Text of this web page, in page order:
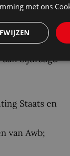
je mee aan
en privacy. De
steeds
bijdraagt.
Staats en
van Awb;
met ons